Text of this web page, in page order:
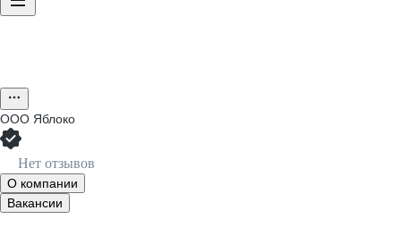
ООО Яблоко
Нет отзывов
О компании
Вакансии